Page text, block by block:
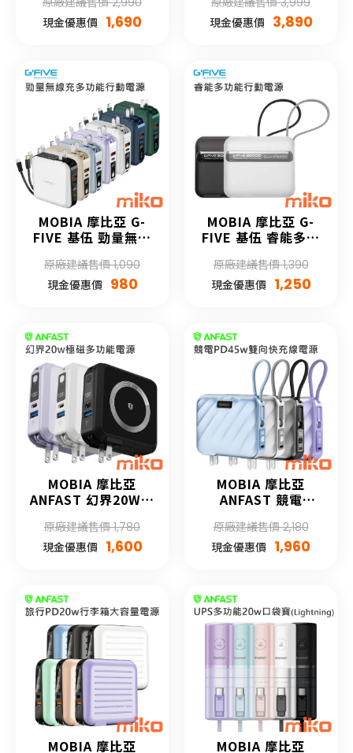
現金優惠價 1,690
現金優惠價 3,890
MOBIA 摩比亞 G-
FIVE 基伍 勁量無線
10000mAh
原廠建議售價 1,090
現金優惠價 980
MOBIA 摩比亞 G-
FIVE 基伍 睿能多功
20000mAh
原廠建議售價 1,390
現金優惠價 1,250
MOBIA 摩比亞
ANFAST 幻界20W極
10000mAh
原廠建議售價 1,780
現金優惠價 1,600
MOBIA 摩比亞
ANFAST 競電
電源 15000mAh
原廠建議售價 2,180
現金優惠價 1,960
MOBIA 摩比亞
MOBIA 摩比亞